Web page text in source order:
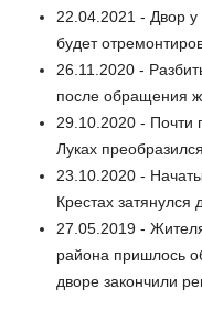
22.04.2021 - Двор
будет
26.11.2020 -
после обращения
29.10.2020 - Почти
Луках
23.10.2020 -
Крестах затянулся
27.05.2019 -
района пришлось
дворе закончили